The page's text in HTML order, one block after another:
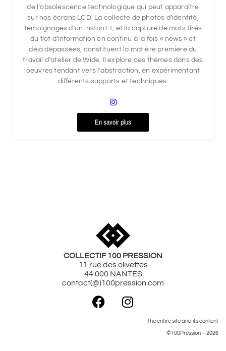
de l’obsolescence technologique qui peut apparaître
sur nos écrans LCD. La collecte de photos d’identité,
témoignages d’un instant T, et la capture de mots tirés
du flot d’information en continu à la fois « news » et
déjà dépassées, constituent la matière première du
travail d’atelier de Wide. Il explore ces thèmes dans des
oeuvres tendant vers l’abstraction, en expérimentant
différents supports et techniques.
En savoir plus
COLLECTIF 100 PRESSION
11 rue des olivettes
44 000 NANTES
contact(@)100pression.com
The entire site and its content
©100Pression – 2026